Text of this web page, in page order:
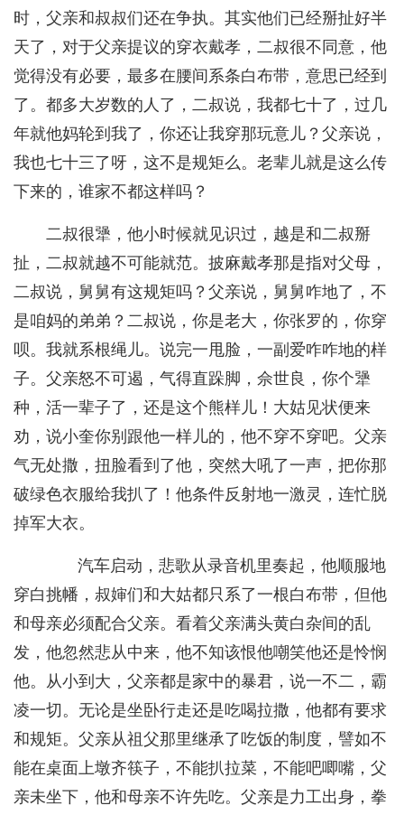
时，父亲和叔叔们还在争执。其实他们已经掰扯好半
天了，对于父亲提议的穿衣戴孝，二叔很不同意，他
觉得没有必要，最多在腰间系条白布带，意思已经到
了。都多大岁数的人了，二叔说，我都七十了，过几
年就他妈轮到我了，你还让我穿那玩意儿？父亲说，
我也七十三了呀，这不是规矩么。老辈儿就是这么传
下来的，谁家不都这样吗？
二叔很犟，他小时候就见识过，越是和二叔掰
扯，二叔就越不可能就范。披麻戴孝那是指对父母，
二叔说，舅舅有这规矩吗？父亲说，舅舅咋地了，不
是咱妈的弟弟？二叔说，你是老大，你张罗的，你穿
呗。我就系根绳儿。说完一甩脸，一副爱咋咋地的样
子。父亲怒不可遏，气得直跺脚，佘世良，你个犟
种，活一辈子了，还是这个熊样儿！大姑见状便来
劝，说小奎你别跟他一样儿的，他不穿不穿吧。父亲
气无处撒，扭脸看到了他，突然大吼了一声，把你那
破绿色衣服给我扒了！他条件反射地一激灵，连忙脱
掉军大衣。
汽车启动，悲歌从录音机里奏起，他顺服地
穿白挑幡，叔婶们和大姑都只系了一根白布带，但他
和母亲必须配合父亲。看着父亲满头黄白杂间的乱
发，他忽然悲从中来，他不知该恨他嘲笑他还是怜悯
他。从小到大，父亲都是家中的暴君，说一不二，霸
凌一切。无论是坐卧行走还是吃喝拉撒，他都有要求
和规矩。父亲从祖父那里继承了吃饭的制度，譬如不
能在桌面上墩齐筷子，不能扒拉菜，不能吧唧嘴，父
亲未坐下，他和母亲不许先吃。父亲是力工出身，拳